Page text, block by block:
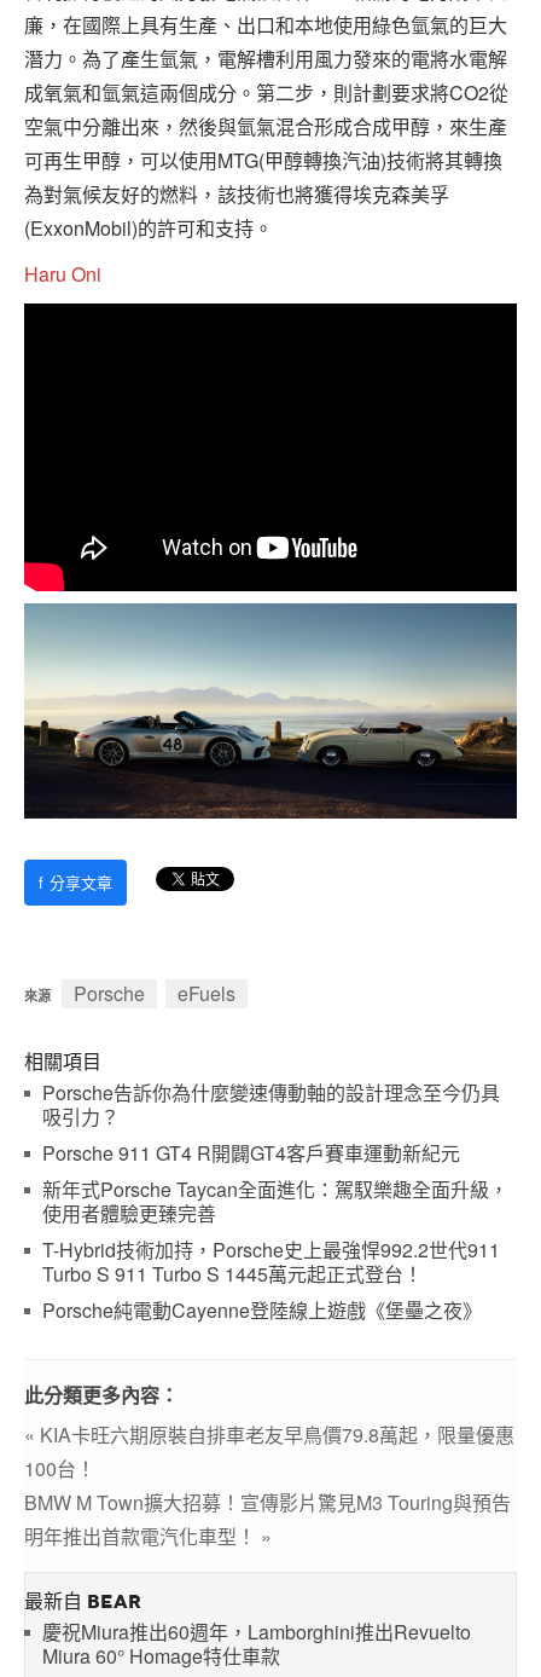
廉，在國際上具有生產、出口和本地使用綠色氫氣的巨大
潛力。為了產生氫氣，電解槽利用風力發來的電將水電解
成氧氣和氫氣這兩個成分。第二步，則計劃要求將CO2從
空氣中分離出來，然後與氫氣混合形成合成甲醇，來生產
可再生甲醇，可以使用MTG(甲醇轉換汽油)技術將其轉換
為對氣候友好的燃料，該技術也將獲得埃克森美孚
(ExxonMobil)的許可和支持。
Haru Oni
f 分享文章
來源 Porsche eFuels
相關項目
Porsche告訴你為什麼變速傳動軸的設計理念至今仍具
吸引力？
Porsche 911 GT4 R開闢GT4客戶賽車運動新紀元
新年式Porsche Taycan全面進化：駕馭樂趣全面升級，
使用者體驗更臻完善
T-Hybrid技術加持，Porsche史上最強悍992.2世代911
Turbo S 911 Turbo S 1445萬元起正式登台！
Porsche純電動Cayenne登陸線上遊戲《堡壘之夜》
此分類更多內容：
« KIA卡旺六期原裝自排車老友早鳥價79.8萬起，限量優惠
100台！
BMW M Town擴大招募！宣傳影片驚見M3 Touring與預告
明年推出首款電汽化車型！ »
最新自 BEAR
慶祝Miura推出60週年，Lamborghini推出Revuelto
Miura 60° Homage特仕車款